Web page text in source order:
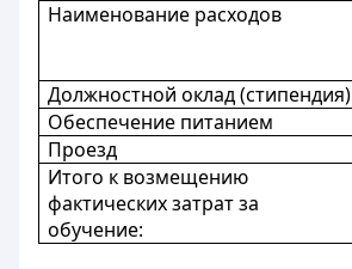
Наименование расходов
Должностной оклад (стипендия)
Обеспечение питанием
Проезд
Итого к возмещению
фактических затрат за
обучение: